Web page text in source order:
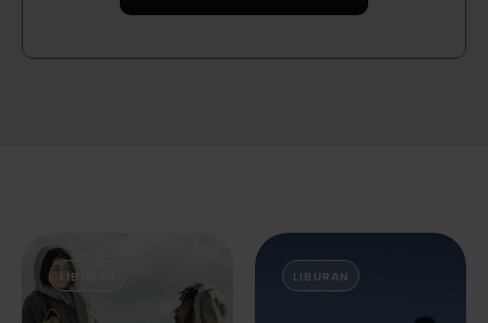
LIBURAN LIBURAN